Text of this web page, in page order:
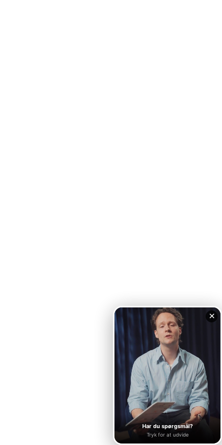
✕
Har du spørgsmål?
Tryk for at udvide